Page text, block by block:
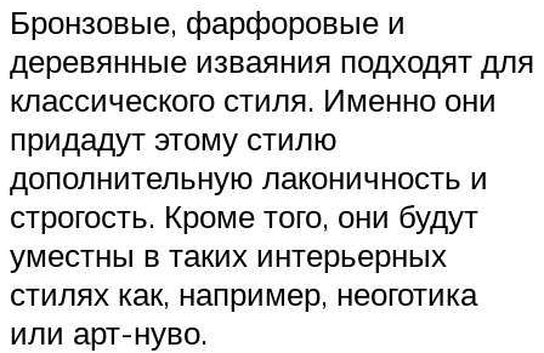
Бронзовые, фарфоровые и
деревянные изваяния подходят для
классического стиля. Именно они
придадут этому стилю
дополнительную лаконичность и
строгость. Кроме того, они будут
уместны в таких интерьерных
стилях как, например, неоготика
или арт-нуво.